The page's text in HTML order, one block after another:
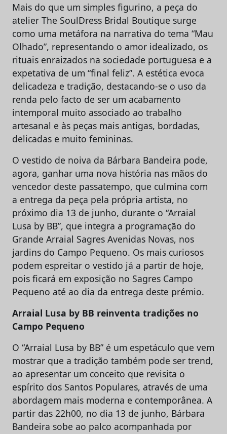
Mais do que um simples figurino, a peça do
atelier The SoulDress Bridal Boutique surge
como uma metáfora na narrativa do tema “Mau
Olhado”, representando o amor idealizado, os
rituais enraizados na sociedade portuguesa e a
expetativa de um “final feliz”. A estética evoca
delicadeza e tradição, destacando-se o uso da
renda pelo facto de ser um acabamento
intemporal muito associado ao trabalho
artesanal e às peças mais antigas, bordadas,
delicadas e muito femininas.
O vestido de noiva da Bárbara Bandeira pode,
agora, ganhar uma nova história nas mãos do
vencedor deste passatempo, que culmina com
a entrega da peça pela própria artista, no
próximo dia 13 de junho, durante o “Arraial
Lusa by BB”, que integra a programação do
Grande Arraial Sagres Avenidas Novas, nos
jardins do Campo Pequeno. Os mais curiosos
podem espreitar o vestido já a partir de hoje,
pois ficará em exposição no Sagres Campo
Pequeno até ao dia da entrega deste prémio.
Arraial Lusa by BB reinventa tradições no
Campo Pequeno
O “Arraial Lusa by BB” é um espetáculo que vem
mostrar que a tradição também pode ser trend,
ao apresentar um conceito que revisita o
espírito dos Santos Populares, através de uma
abordagem mais moderna e contemporânea. A
partir das 22h00, no dia 13 de junho, Bárbara
Bandeira sobe ao palco acompanhada por